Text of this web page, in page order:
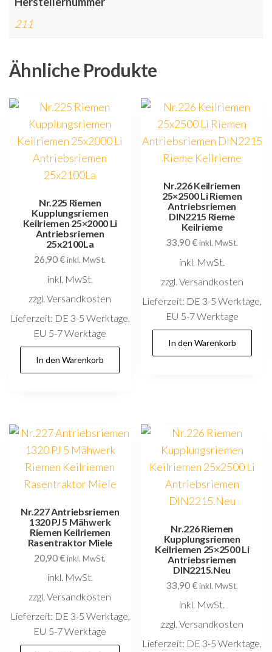
211
Ähnliche Produkte
Nr.225 Riemen
Kupplungsriemen
Keilriemen 25×2000 Li
Antriebsriemen
25x2100La
26,90€ inkl. MwSt.
inkl. MwSt.
zzgl. Versandkosten
Lieferzeit: DE 3-5 Werktage,
EU 5-7 Werktage
In den Warenkorb
Nr.226 Keilriemen
25×2500 Li Riemen
Antriebsriemen
DIN2215 Rieme
Keilrieme
33,90€ inkl. MwSt.
inkl. MwSt.
zzgl. Versandkosten
Lieferzeit: DE 3-5 Werktage,
EU 5-7 Werktage
In den Warenkorb
Nr.227 Antriebsriemen
1320 PJ 5 Mähwerk
Riemen Keilriemen
Rasentraktor Miele
20,90€ inkl. MwSt.
inkl. MwSt.
zzgl. Versandkosten
Lieferzeit: DE 3-5 Werktage,
EU 5-7 Werktage
Nr.226 Riemen
Kupplungsriemen
Keilriemen 25×2500 Li
Antriebsriemen
DIN2215.Neu
33,90€ inkl. MwSt.
inkl. MwSt.
zzgl. Versandkosten
Lieferzeit: DE 3-5 Werktage,